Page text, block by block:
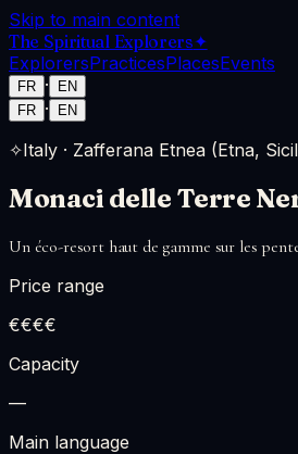
Skip to main content
The Spiritual Explorers✦
ExplorersPracticesPlacesEvents
FR ·
EN
FR · EN
✧Italy · Zafferana Etnea (Etna,
Monaci delle Terre
Un éco-resort haut de gamme sur les
Price range
€€€€
Capacity
—
Main language